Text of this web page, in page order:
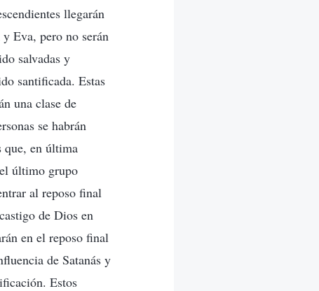
llegarán
Eva, pero no serán
salvadas y
santificada. Estas
una clase de
se habrán
que, en última
último grupo
al reposo final
de Dios en
en el reposo final
de Satanás y
Estos